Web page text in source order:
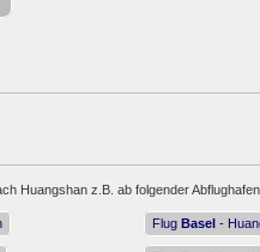
Huangshan z.B. ab folgender
Flug Basel -